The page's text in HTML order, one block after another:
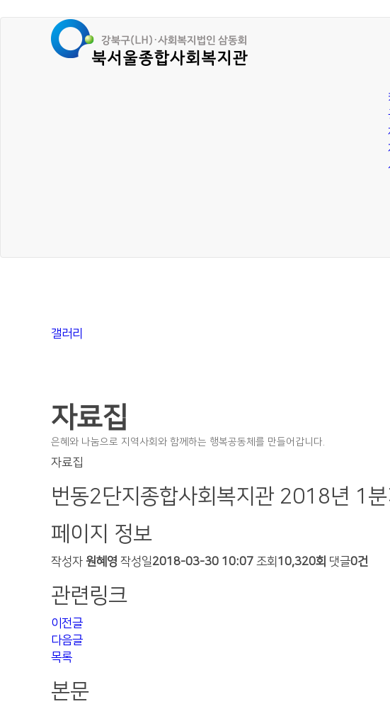
갤러리
자료집
은혜와 나눔으로 지역사회와 함께하는 행복공동체를 만들어갑니다.
자료집
번동2단지종합사회복지관 2018년 1분
페이지 정보
작성자 원혜영 작성일2018-03-30 10:07 조회 10,320회 댓글0건
관련링크
이전글
다음글
목록
본문